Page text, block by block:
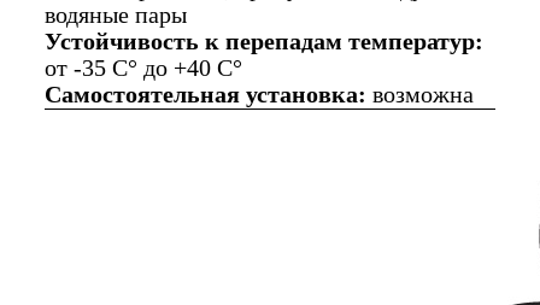
водяные пары
Устойчивость к перепадам температур:
от -35 C° до +40 C°
Самостоятельная установка: возможна